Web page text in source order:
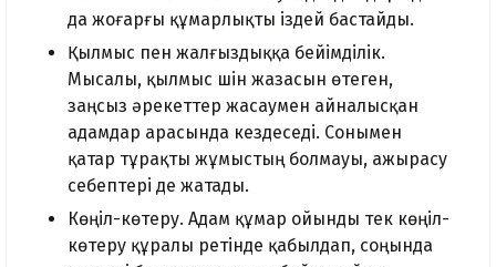
да жоғарғы құмарлықты іздей бастайды.
Қылмыс пен жалғыздыққа бейімділік.
Мысалы, қылмыс үшін жазасын өтеген,
заңсыз әрекеттер жасаумен айналысқан
адамдар арасында кездеседі. Сонымен
қатар тұрақты жұмыстың болмауы, ажырасу
себептері де жатады.
Көңіл-көтеру. Адам құмар ойынды тек көңіл-
көтеру құралы ретінде қабылдап, соңында